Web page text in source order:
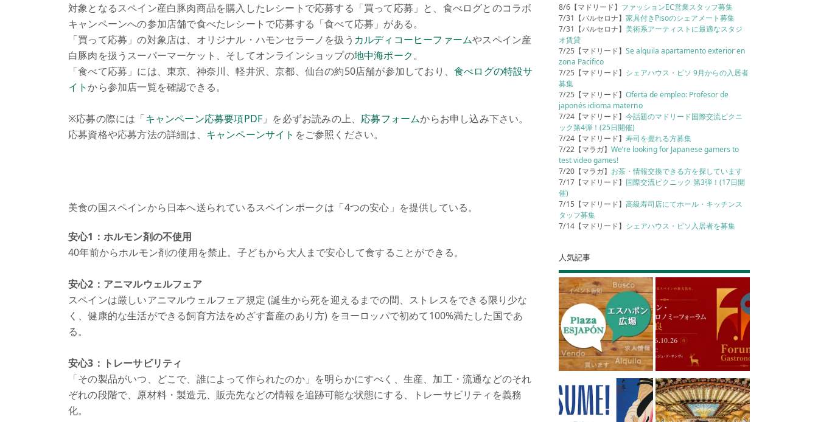
対象となるスペイン産白豚肉商品を購入したレシートで応募する「買って応募」と、食べログとのコラボ
キャンペーンへの参加店舗で食べたレシートで応募する「食べて応募」がある。
「買って応募」の対象店は、オリジナル・ハモンセラーノを扱う カルディコーヒーファームやスペイン産
白豚肉を扱うスーパーマーケット、そしてオンラインショップの地中海ポーク。
「食べて応募」には、東京、神奈川、軽井沢、京都、仙台の約50店舗が参加しており、 食べログの特設サ
イトから参加店一覧を確認できる。
※応募の際には「キャンペーン応募要項PDF 」を必ずお読みの上、 応募フォームからお申し込み下さい。
応募資格や応募方法の詳細は、 キャンペーンサイト をご参照ください。
美食の国スペインから日本へ送られているスペインポークは「4つの安心」を提供している。
安心1：ホルモン剤の不使用
40年前からホルモン剤の使用を禁止。子どもから大人まで安心して食することができる。
安心2：アニマルウェルフェア
スペインは厳しいアニマルウェルフェア規定 (誕生から死を迎えるまでの間、ストレスをできる限り少な
く、健康的な生活ができる飼育方法をめざす畜産のあり方) をヨーロッパで初めて100%満たした国であ
る。
安心3：トレーサビリティ
「その製品がいつ、どこで、誰によって作られたのか」を明らかにすべく、生産、加工・流通などのそれ
ぞれの段階で、原材料・製造元、販売先などの情報を追跡可能な状態にする、トレーサビリティを義務
化。
8/6【マドリード】 ファッションEC営業スタッフ募集
7/31【バルセロナ】家具付きPisoのシェアメート募集
7/31【バルセロナ】美術系アーティストに最適なスタジ
オ賃貸
7/25【マドリード】Se alquila apartamento exterior en
zona Pacifico
7/25【マドリード】 シェアハウス・ピソ 9月からの入居者
募集
7/25【マドリード】Oferta de empleo: Profesor de
japonés idioma materno
7/24【マドリード】今話題のマドリード国際交流ピクニ
ック第4弾！(25日開催)
7/24【マドリード】寿司を握れる方募集
7/22【マラガ】We’re looking for Japanese gamers to
test video games!
7/20【マラガ】 お茶・情報交換できる方を探しています
7/17【マドリード】 国際交流ピクニック 第3弾！(17日開
催)
7/15【マドリード】高級寿司店にてホール・キッチンス
タッフ募集
7/14【マドリード】 シェアハウス・ピソ入居者を募集
人気記事